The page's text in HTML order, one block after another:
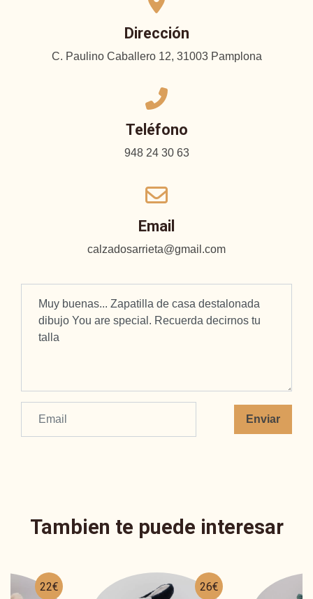
Dirección
C. Paulino Caballero 12, 31003 Pamplona
Teléfono
948 24 30 63
Email
calzadosarrieta@gmail.com
Enviar
Tambien te puede interesar
22€ 26€